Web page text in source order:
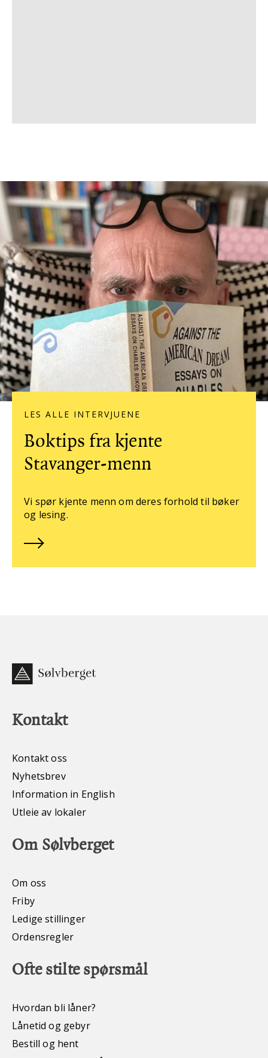
LES ALLE INTERVJUENE
Boktips fra kjente
Stavanger-menn
Vi spør kjente menn om deres forhold til bøker
og lesing.
Kontakt
Kontakt oss
Nyhetsbrev
Information in English
Utleie av lokaler
Om Sølvberget
Om oss
Friby
Ledige stillinger
Ordensregler
Ofte stilte spørsmål
Hvordan bli låner?
Lånetid og gebyr
Bestill og hent